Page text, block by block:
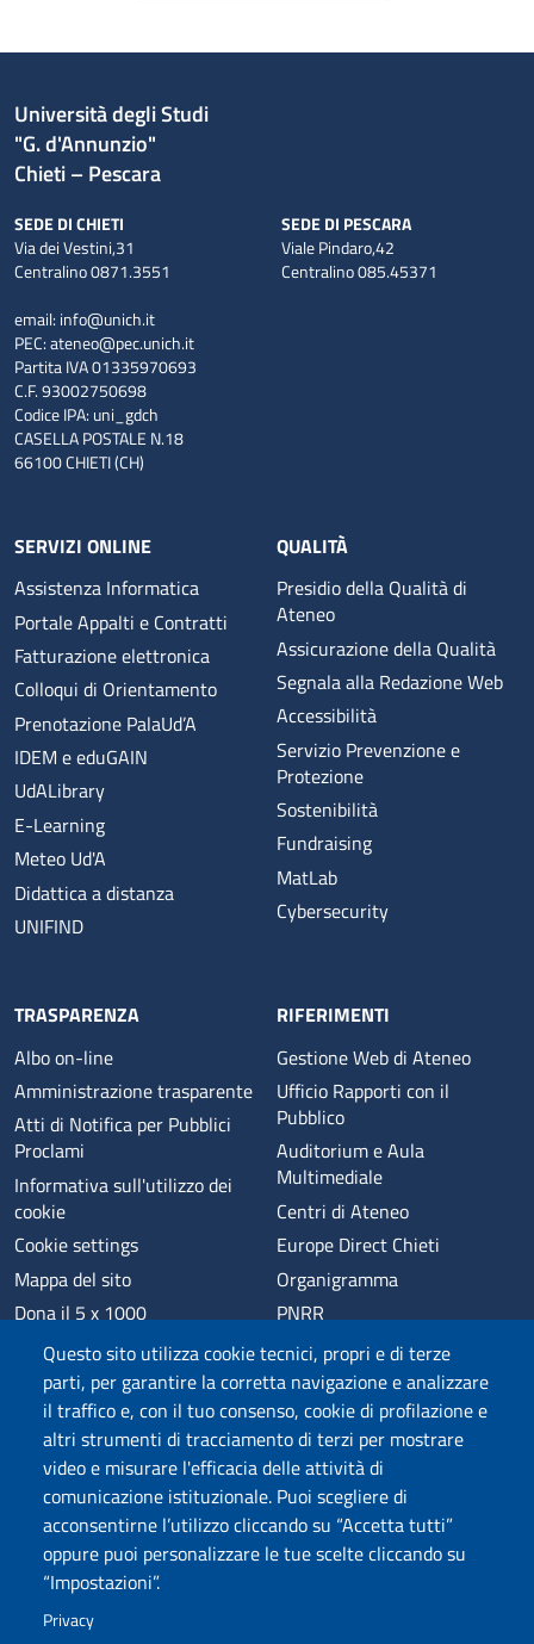
Questo sito utilizza cookie tecnici, propri e di terze
parti, per garantire la corretta navigazione e analizzare
il traffico e, con il tuo consenso, cookie di profilazione e
altri strumenti di tracciamento di terzi per mostrare
video e misurare l'efficacia delle attività di
comunicazione istituzionale. Puoi scegliere di
acconsentirne l’utilizzo cliccando su “Accetta tutti”
oppure puoi personalizzare le tue scelte cliccando su
“Impostazioni”.
Privacy
Università degli Studi
"G. d'Annunzio"
Chieti – Pescara
SEDE DI CHIETI
Via dei Vestini,31
Centralino 0871.3551
SEDE DI PESCARA
Viale Pindaro,42
Centralino 085.45371
email: info@unich.it
PEC:ateneo@pec.unich.it
Partita IVA 01335970693
C.F. 93002750698
Codice IPA: uni_gdch
CASELLA POSTALE N.18
66100 CHIETI (CH)
SERVIZI ONLINE
Assistenza Informatica
Portale Appalti e Contratti
Fatturazione elettronica
Colloqui di Orientamento
Prenotazione PalaUd’A
IDEM e eduGAIN
UdALibrary
E-Learning
Meteo Ud'A
Didattica a distanza
UNIFIND
QUALITÀ
Presidio della Qualità di
Ateneo
Assicurazione della Qualità
Segnala alla Redazione Web
Accessibilità
Servizio Prevenzione e
Protezione
Sostenibilità
Fundraising
MatLab
Cybersecurity
TRASPARENZA
Albo on-line
Amministrazione trasparente
Atti di Notifica per Pubblici
Proclami
Informativa sull'utilizzo dei
cookie
Cookie settings
Mappa del sito
Dona il 5 x 1000
Phishing
Privacy
RIFERIMENTI
Gestione Web di Ateneo
Ufficio Rapporti con il
Pubblico
Auditorium e Aula
Multimediale
Centri di Ateneo
Europe Direct Chieti
Organigramma
PNRR
Alumni
Sede di Chieti
Sede di Pescara
Credits
Wi-Fi di Ateneo
App
SPID
Whistleblowing
Coro di Ateneo